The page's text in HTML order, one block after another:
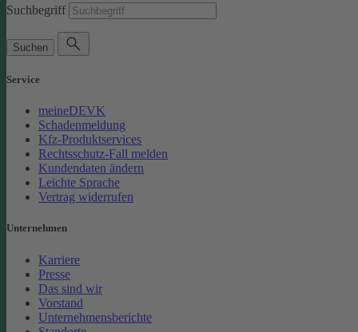
Suchbegriff
Suchen
Service
meineDEVK
Schadenmeldung
Kfz-Produktservices
Rechtsschutz-Fall melden
Kundendaten ändern
Leichte Sprache
Vertrag widerrufen
Unternehmen
Karriere
Presse
Das sind wir
Vorstand
Unternehmensberichte